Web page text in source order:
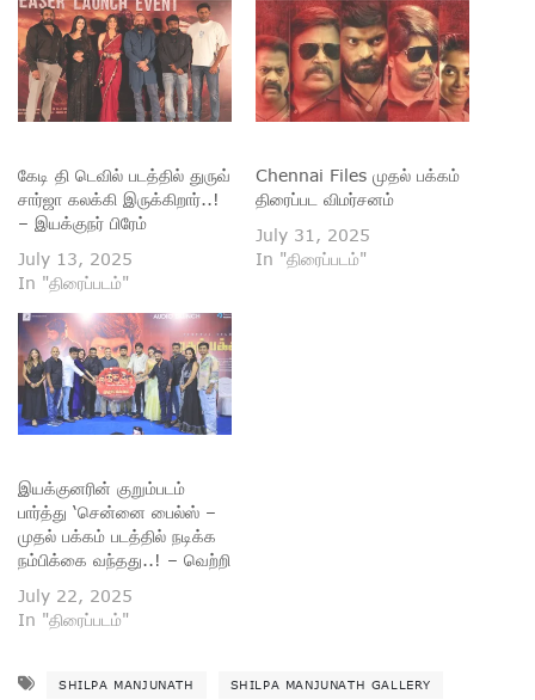
கேடி தி டெவில் படத்தில் துருவ்
சார்ஜா கலக்கி இருக்கிறார்..!
– இயக்குநர் பிரேம்
July 13, 2025
In "திரைப்படம்"
Chennai Files முதல் பக்கம்
திரைப்பட விமர்சனம்
July 31, 2025
In "திரைப்படம்"
இயக்குனரின் குறும்படம்
பார்த்து ‘சென்னை பைல்ஸ் –
முதல் பக்கம் படத்தில் நடிக்க
நம்பிக்கை வந்தது..! – வெற்றி
July 22, 2025
In "திரைப்படம்"
SHILPA MANJUNATH SHILPA MANJUNATH GALLERY